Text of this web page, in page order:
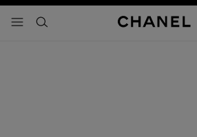
- navegación principal
buscar